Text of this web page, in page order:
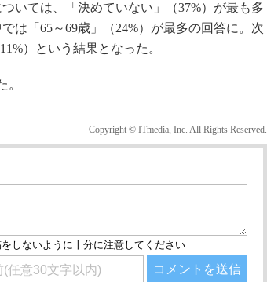
いては、「決めていない」（37%）が最も多
は「65～69歳」（24%）が最多の回答に。次
）という結果となった。
Copyright © ITmedia, Inc. All Rights Reserved.